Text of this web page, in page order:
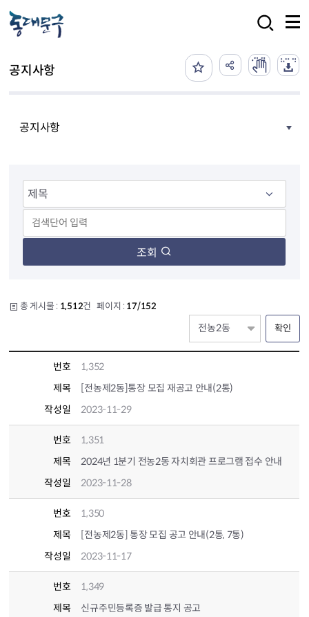
공지사항
공지사항
조회
총 게시물 : 1,512건 페이지 : 17/152
확인
번호
1,352
제목
[전농제2동]통장 모집 재공고 안내(2통)
작성일
2023-11-29
번호
1,351
제목
2024년 1분기 전농2동 자치회관 프로그램 접수 안내
작성일
2023-11-28
번호
1,350
제목
[전농제2동] 통장 모집 공고 안내(2통, 7통)
작성일
2023-11-17
번호
1,349
제목
신규주민등록증 발급 통지 공고